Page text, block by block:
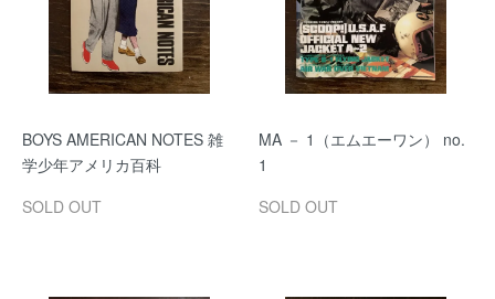
BOYS AMERICAN NOTES 雑
学少年アメリカ百科
SOLD OUT
MA － 1（エムエーワン） no.
1
SOLD OUT